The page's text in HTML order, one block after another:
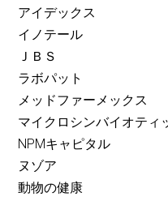
アイデックス
イノテール
ＪＢＳ
ラボパット
メッドファーメックス
マイクロシンバイオティ
NPMキャピタル
ヌゾア
動物の健康